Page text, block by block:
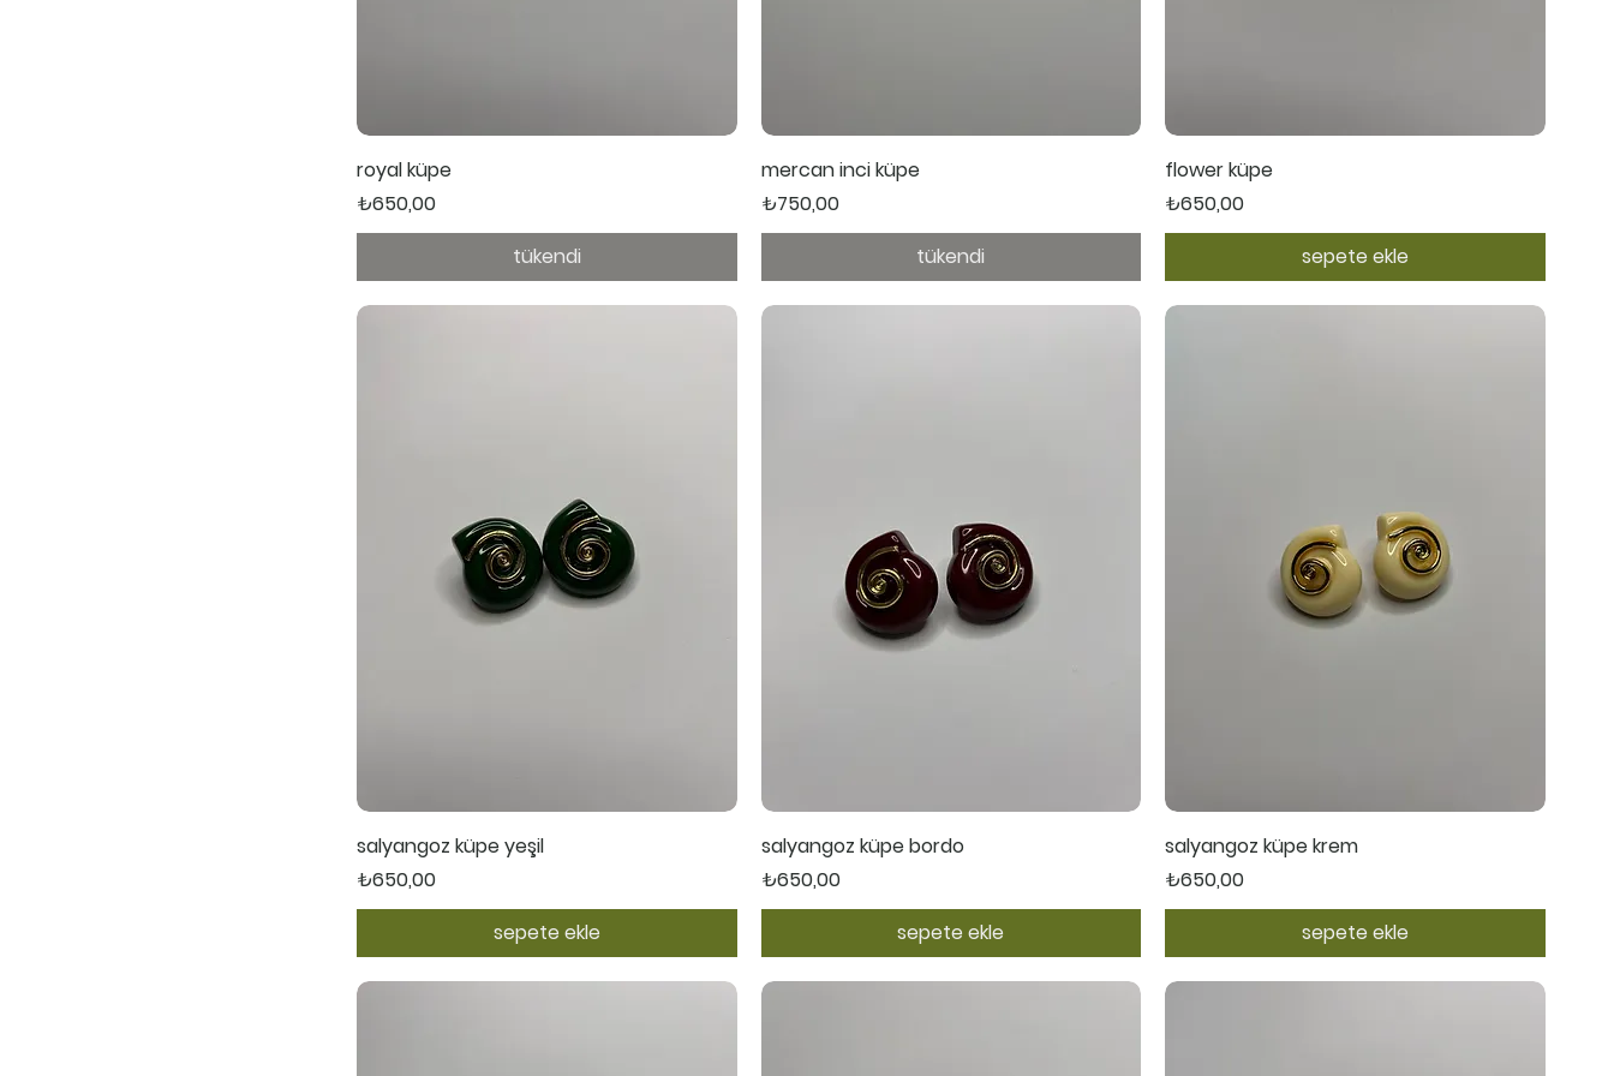
royal küpe
Fiyat
₺650,00
tükendi
Hızlı Bakış
mercan inci küpe
Fiyat
₺750,00
tükendi
flower küpe
Fiyat
₺650,00
sepete ekle
Hızlı Bakış
salyangoz küpe yeşil
Fiyat
₺650,00
sepete ekle
Hızlı Bakış
salyangoz küpe bordo
Fiyat
₺650,00
sepete ekle
Hızlı Bakış
salyangoz küpe krem
Fiyat
₺650,00
sepete ekle